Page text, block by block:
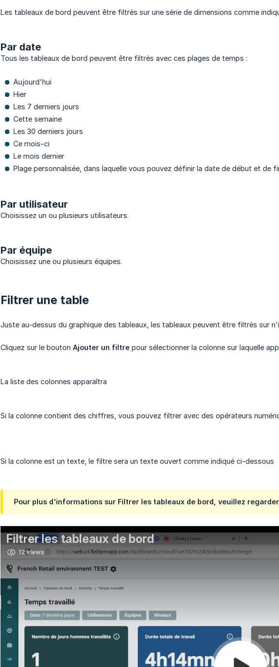
Les tableaux de bord peuvent être filtrés sur une série de dimensions comme
Par date
Tous les tableaux de bord peuvent être filtrés avec ces plages de temps :
Aujourd'hui
Hier
Les 7 derniers jours
Cette semaine
Les 30 derniers jours
Ce mois-ci
Le mois dernier
Plage personnalisée, dans laquelle vous pouvez définir la date de début et de
Par utilisateur
Choisissez un ou plusieurs utilisateurs.
Par équipe
Choisissez une ou plusieurs équipes.
Filtrer une table
Juste au-dessus du graphique des tableaux, les tableaux peuvent être filtrés sur
Cliquez sur le bouton Ajouter un filtre pour sélectionner la colonne sur laquelle
La liste des colonnes apparaîtra
Si la colonne contient des chiffres, vous pouvez filtrer avec des opérateurs
Si la colonne est un texte, le filtre sera un texte ouvert comme indiqué ci-dessous
Pour plus d'informations sur Filtrer les tableaux de bord, veuillez